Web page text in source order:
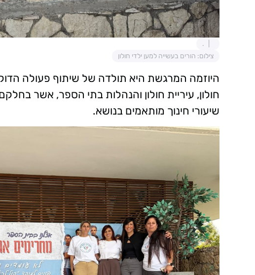
.
צילום: הורים בעשייה למען ילדי חולון
היוזמה המרגשת היא תולדה של שיתוף פעולה הדוק
חולון, עיריית חולון והנהלות בתי הספר, אשר
שיעורי חינוך מותאמים בנושא.